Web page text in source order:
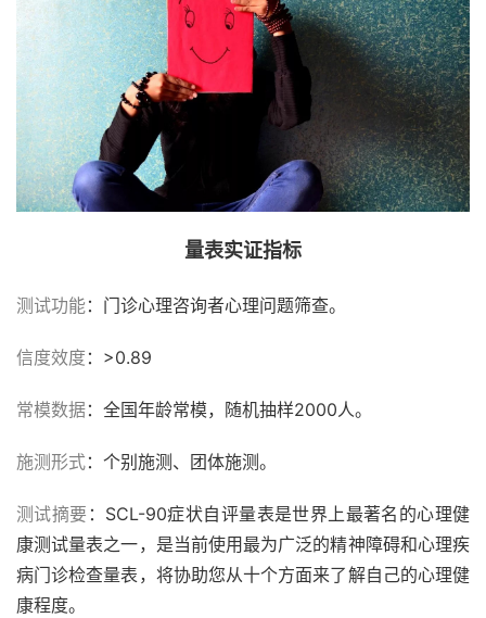
量表实证指标
测试功能：门诊心理咨询者心理问题筛查。
信度效度 ：>0.89
常模数据：全国年龄常模，随机抽样2000人。
施测形式：个别施测、团体施测。
测试摘要 ：SCL-90症状自评量表是世界上最著名的心理健
康测试量表之一，是当前使用最为广泛的精神障碍和心理疾
病门诊检查量表，将协助您从十个方面来了解自己的心理健
康程度。